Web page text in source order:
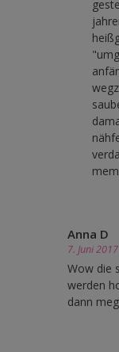
Anna D
7. Juni
Wow die
werden
dann